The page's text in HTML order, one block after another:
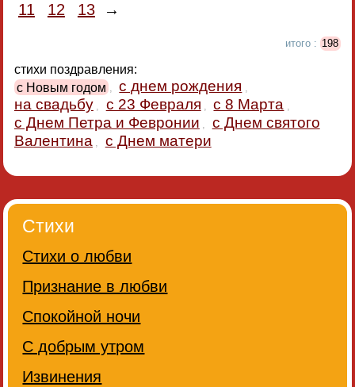
11
12 13 →
итого : 198
стихи поздравления:
с Новым годом , с днем рождения ,
на свадьбу , с 23 Февраля , с 8 Марта ,
с Днем Петра и Февронии ,
с Днем святого
Валентина , с Днем матери
Стихи
Стихи о любви
Признание в любви
Спокойной ночи
С добрым утром
Извинения